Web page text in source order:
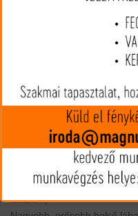
alumíniumból készültek,
alumíniumból és
alkatrészekből épülnek fel,
Az Atlas PSR bipod széria
a SOCOM PSR számára lett
Magasság: : 5.2 - 9.6" (6.8”
Pozíció állító gomb
A lábak nem forognak (a
lábakon)